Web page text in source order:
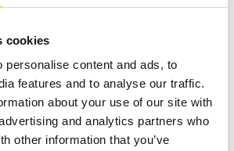
cookies
personalise content and ads, to
features and to analyse our traffic.
about your use of our site with
and analytics partners who
other information that you’ve
i systemet som
RTI:ns status som skickad och